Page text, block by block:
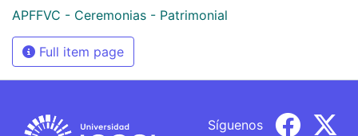
APFFVC - Ceremonias - Patrimonial
Full item page
Síguenos